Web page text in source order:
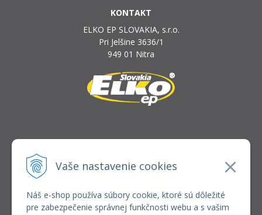
Vaše nastavenie cookies
Náš e-shop používa súbory cookie, ktoré sú dôležité
pre zabezpečenie správnej funkčnosti webu a s vašim
KONTAKT
ELKO EP SLOVAKIA, s.r.o.
Pri Jelšine 3636/1
949 01 Nitra
INFOLINKA
+421 37 6586 731